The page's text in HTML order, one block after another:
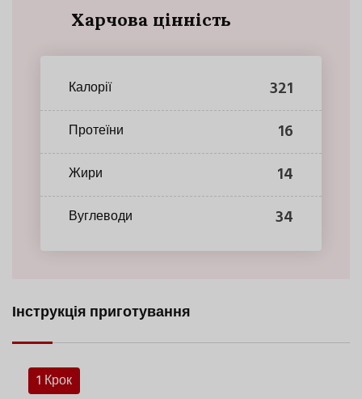
Харчова цінність
Калорії 321
Протеїни 16
Жири 14
Вуглеводи 34
Інструкція приготування
1 Крок